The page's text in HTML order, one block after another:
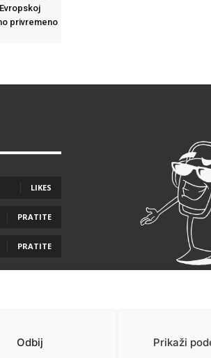
Odbij Prikaži
privremeno
LIKES
PRATITE
PRATITE